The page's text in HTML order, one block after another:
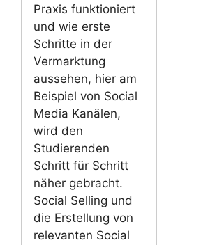
Praxis funktioniert
und wie erste
Schritte in der
Vermarktung
aussehen, hier am
Beispiel von Social
Media Kanälen,
wird den
Studierenden
Schritt für Schritt
näher gebracht.
Social Selling und
die Erstellung von
relevanten Social